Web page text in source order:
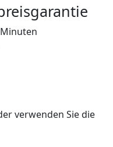
verwenden Sie die